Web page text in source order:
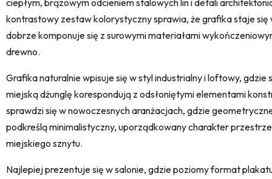
ciepłym, brązowym odcieniem stalowych lin i detali
kontrastowy zestaw kolorystyczny sprawia, że grafika staje się
dobrze komponuje się z surowymi materiałami
drewno.
Grafika naturalnie wpisuje się w styl industrialny i loftowy,
miejską dżunglę korespondują z odsłoniętymi elementami
sprawdzi się w nowoczesnych aranżacjach, gdzie
podkreślą minimalistyczny, uporządkowany charakter
miejskiego sznytu.
Najlepiej prezentuje się w salonie, gdzie poziomy format